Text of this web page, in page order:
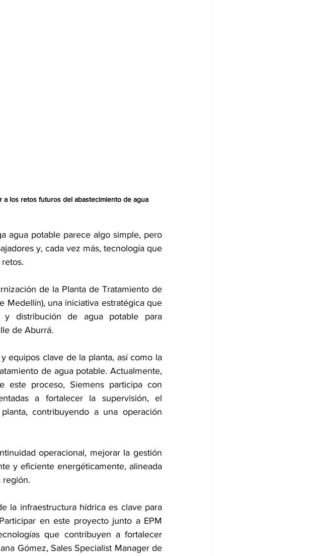
a los retos futuros del abastecimiento de agua
agua potable parece algo simple, pero
y, cada vez más, tecnología que
de la Planta de Tratamiento de
Medellín), una iniciativa estratégica que
y distribución de agua potable para
de Aburrá.
equipos clave de la planta, así como la
de agua potable. Actualmente,
este proceso, Siemens participa con
a fortalecer la supervisión, el
contribuyendo a una operación
operacional, mejorar la gestión
y eficiente energéticamente, alineada
región.
la infraestructura hídrica es clave para
en este proyecto junto a EPM
que contribuyen a fortalecer
Gómez, Sales Specialist Manager de